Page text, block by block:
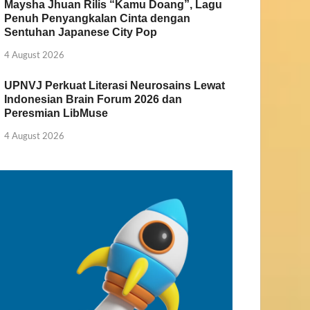
Maysha Jhuan Rilis “Kamu Doang”, Lagu
Penuh Penyangkalan Cinta dengan
Sentuhan Japanese City Pop
4 August 2026
UPNVJ Perkuat Literasi Neurosains Lewat
Indonesian Brain Forum 2026 dan
Peresmian LibMuse
4 August 2026